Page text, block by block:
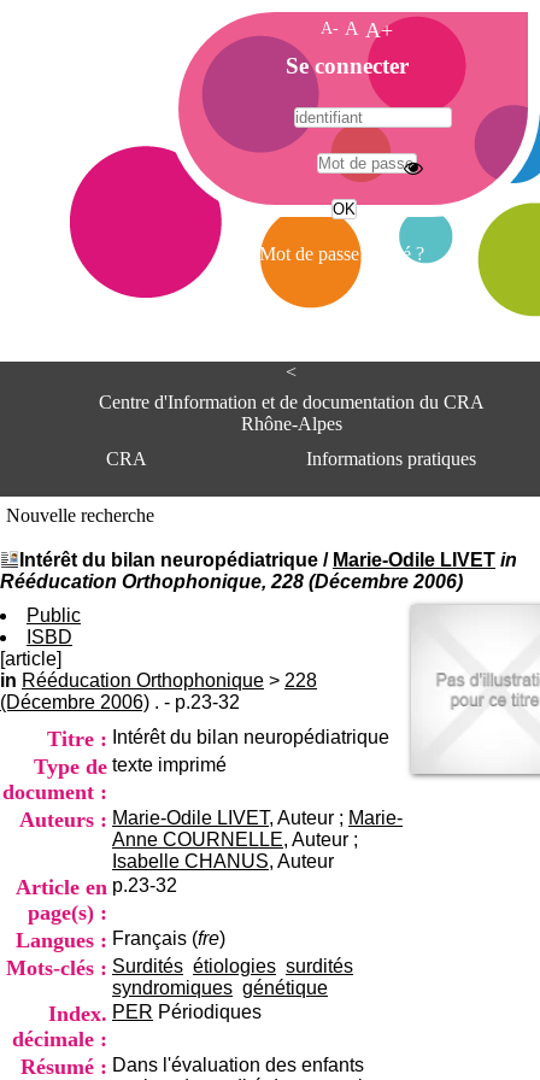
<
Centre d'Information et de documentation du CRA
Rhône-Alpes
CRA
Informations pratiques
du CRA Rhône-Alpes
Centre Hospitalier le Vinatier
bât 211
Lundi au Vendredi
9h00-12h00 13h30-16h00
Tél:+33(0)4 37 91 54 65
Nouvelle recherche
Intérêt du bilan neuropédiatrique / Marie-Odile LIVET in
Rééducation Orthophonique, 228 (Décembre 2006)
Public
ISBD
[article]
in Rééducation Orthophonique > 228
(Décembre 2006) . - p.23-32
Titre : Intérêt du bilan neuropédiatrique
Type de
document :
texte imprimé
Auteurs : Marie-Odile LIVET, Auteur ; Marie-
Anne COURNELLE, Auteur ;
Isabelle CHANUS, Auteur
Article en
page(s) :
p.23-32
Langues : Français (fre)
Mots-clés : Surdités étiologies surdités
syndromiques génétique
Index.
décimale :
PER Périodiques
Résumé : Dans l'évaluation des enfants
A- A A+
A
c
c
e
i
Se connecter
Mot de passe oublié ?
A
e
e
n
f
a
t
o
n
t
d
e
D
u
m
e
n
t
t